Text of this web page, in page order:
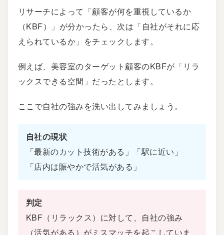
リサーチによって「顧客が何を重視しているか
（KBF）」が分かったら、次は「自社がそれに応
えられているか」をチェックします。
例えば、美容室のターゲット顧客のKBFが「リラ
ックスできる空間」だったとします。
ここで自社の強みを洗い出してみましょう。
自社の現状
「最新のカット技術がある」「駅に近い」
「店内は賑やかで活気がある」
判定
KBF（リラックス）に対して、自社の強み
（活気がある）がミスマッチを起こしていま